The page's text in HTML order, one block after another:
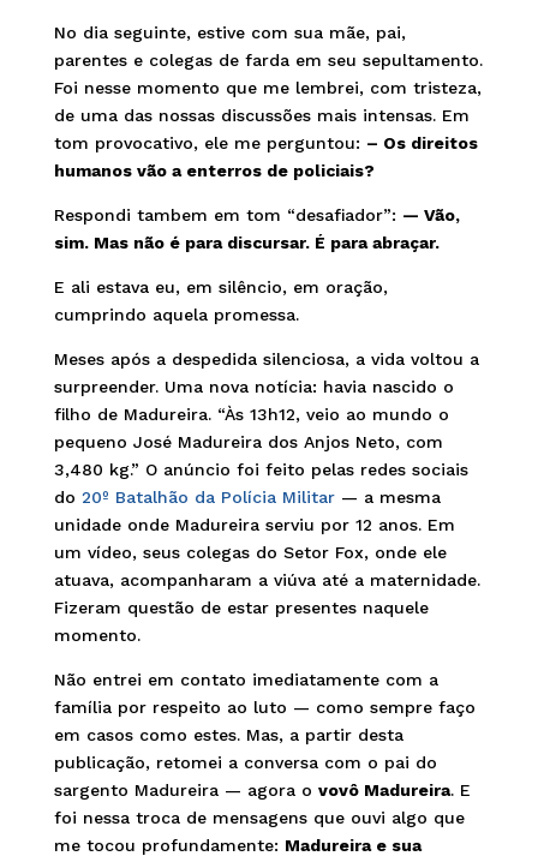
No dia seguinte, estive com sua mãe, pai,
parentes e colegas de farda em seu sepultamento.
Foi nesse momento que me lembrei, com tristeza,
de uma das nossas discussões mais intensas. Em
tom provocativo, ele me perguntou: – Os direitos
humanos vão a enterros de policiais?
Respondi tambem em tom “desafiador”: — Vão,
sim. Mas não é para discursar. É para abraçar.
E ali estava eu, em silêncio, em oração,
cumprindo aquela promessa.
Meses após a despedida silenciosa, a vida voltou a
surpreender. Uma nova notícia: havia nascido o
filho de Madureira. “Às 13h12, veio ao mundo o
pequeno José Madureira dos Anjos Neto, com
3,480 kg.” O anúncio foi feito pelas redes sociais
do 20º Batalhão da Polícia Militar— a mesma
unidade onde Madureira serviu por 12 anos. Em
um vídeo, seus colegas do Setor Fox, onde ele
atuava, acompanharam a viúva até a maternidade.
Fizeram questão de estar presentes naquele
momento.
Não entrei em contato imediatamente com a
família por respeito ao luto — como sempre faço
em casos como estes. Mas, a partir desta
publicação, retomei a conversa com o pai do
sargento Madureira — agora o vovô Madureira. E
foi nessa troca de mensagens que ouvi algo que
me tocou profundamente: Madureira e sua